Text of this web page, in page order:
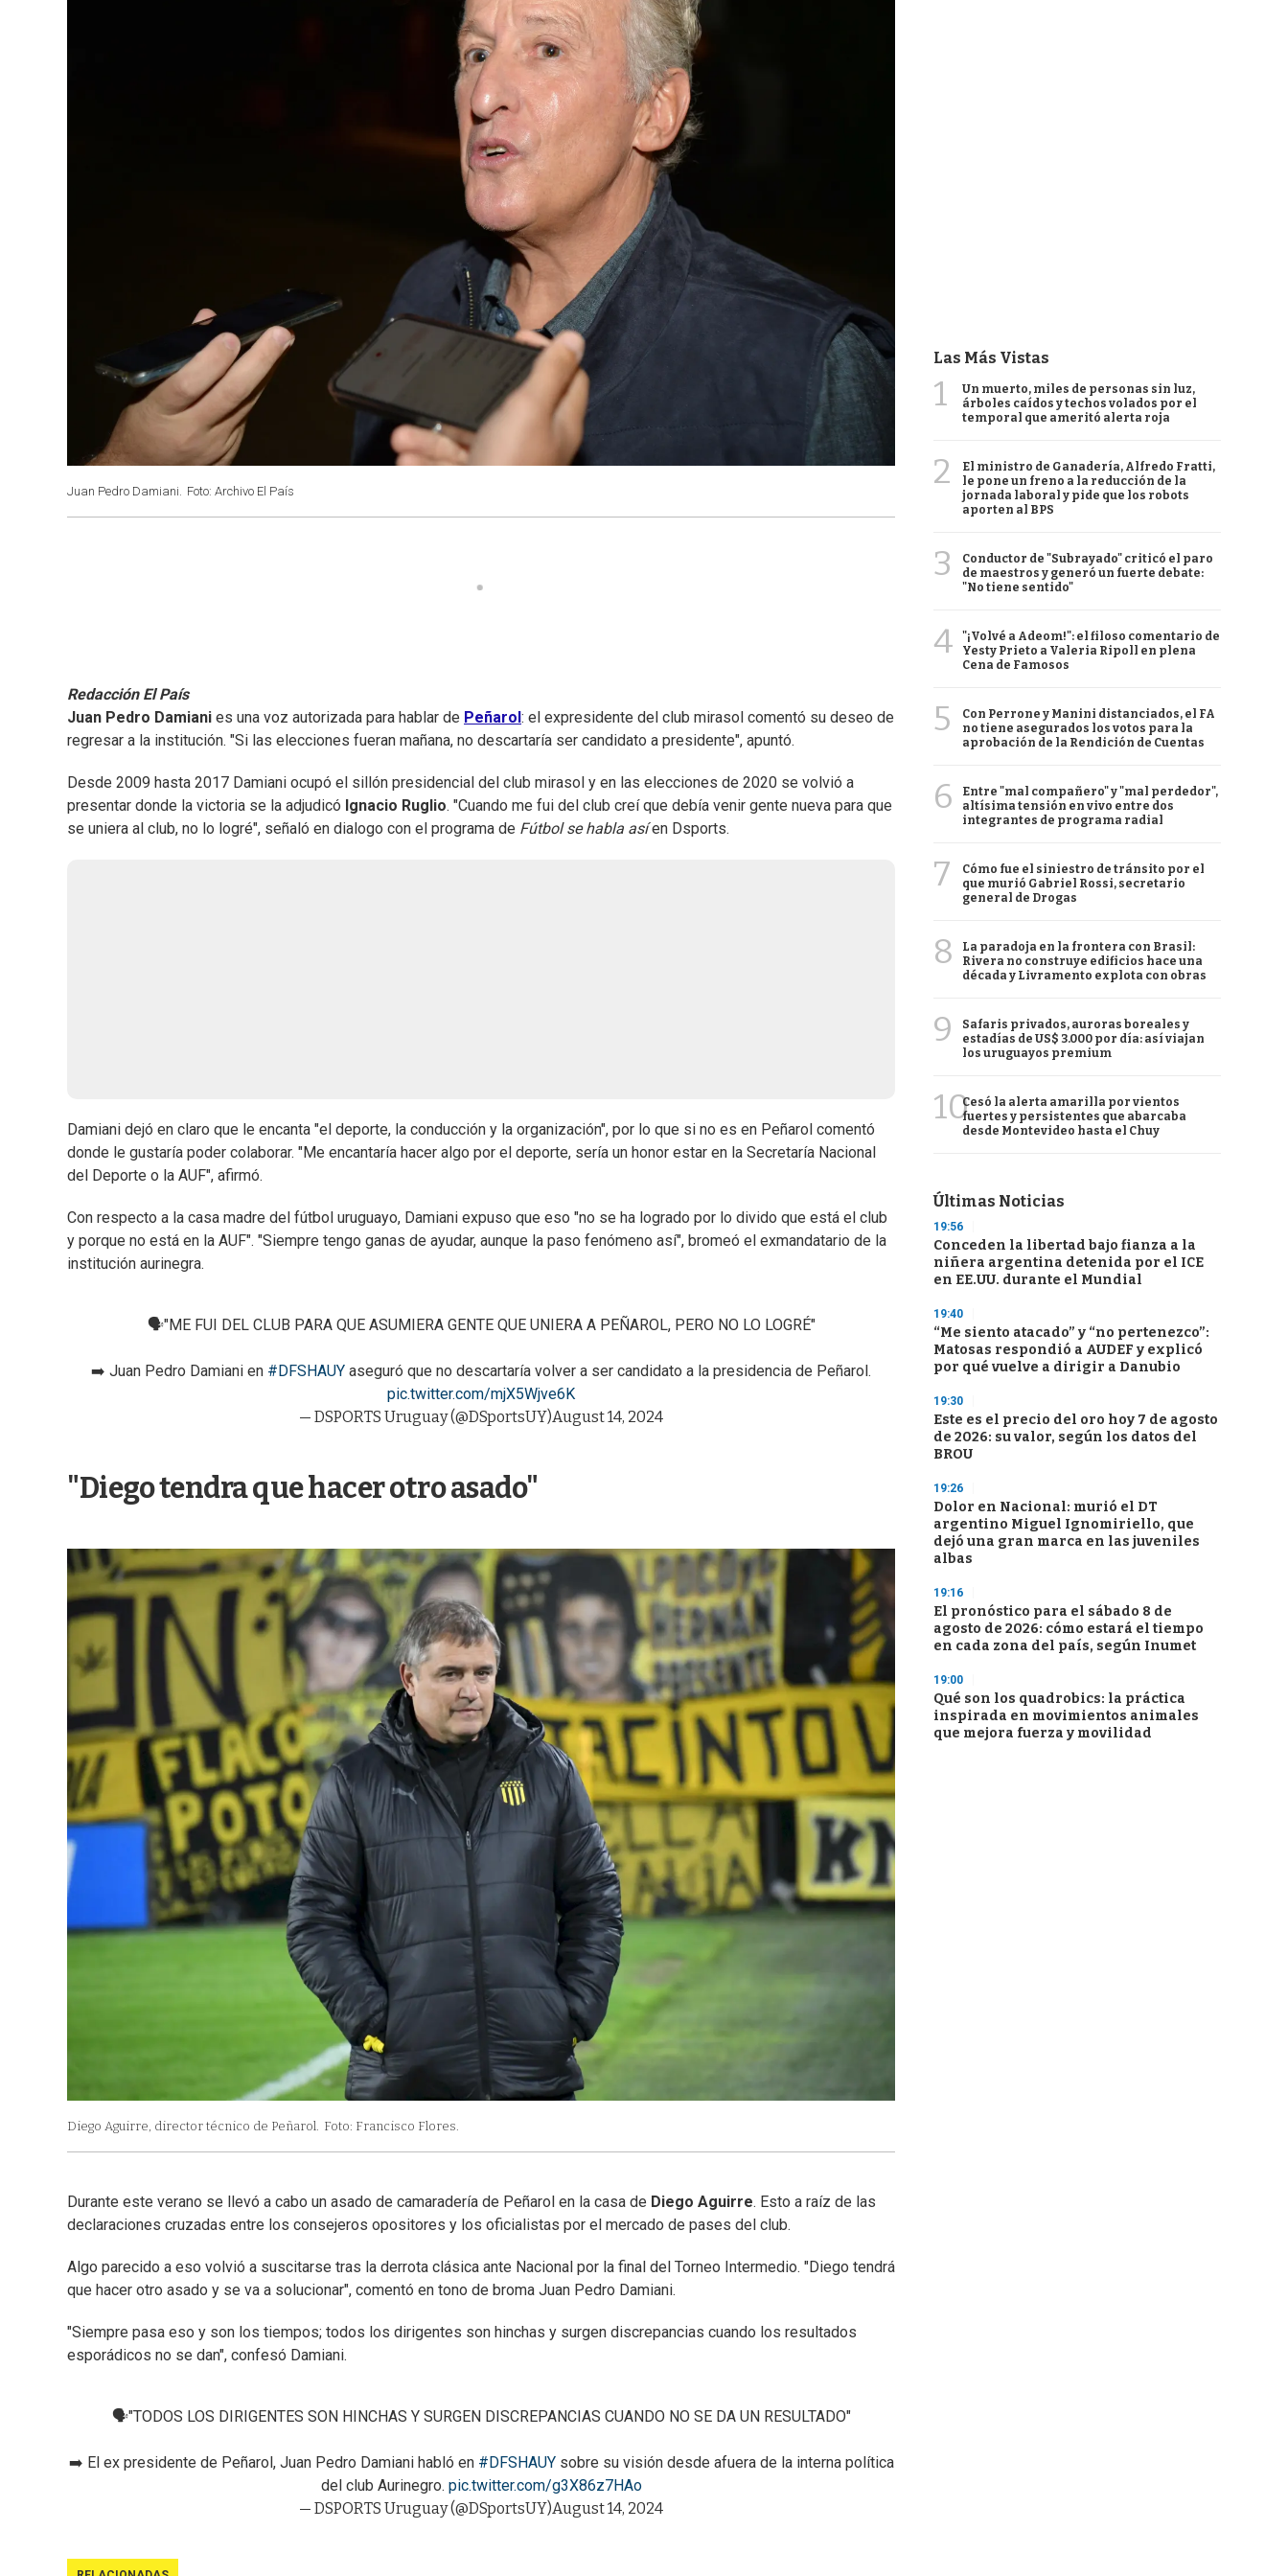
Juan Pedro Damiani. Foto: Archivo El País
Redacción El País
Juan Pedro Damiani es una voz autorizada para hablar de Peñarol : el expresidente del club mirasol comentó su deseo de
regresar a la institución. "Si las elecciones fueran mañana, no descartaría ser candidato a presidente", apuntó.
Desde 2009 hasta 2017 Damiani ocupó el sillón presidencial del club mirasol y en las elecciones de 2020 se volvió a
presentar donde la victoria se la adjudicó Ignacio Ruglio. "Cuando me fui del club creí que debía venir gente nueva para que
se uniera al club, no lo logré", señaló en dialogo con el programa de Fútbol se habla asíen Dsports.
Damiani dejó en claro que le encanta "el deporte, la conducción y la organización", por lo que si no es en Peñarol comentó
donde le gustaría poder colaborar. "Me encantaría hacer algo por el deporte, sería un honor estar en la Secretaría Nacional
del Deporte o la AUF", afirmó.
Con respecto a la casa madre del fútbol uruguayo, Damiani expuso que eso "no se ha logrado por lo divido que está el club
y porque no está en la AUF". "Siempre tengo ganas de ayudar, aunque la paso fenómeno así", bromeó el exmandatario de la
institución aurinegra.
🗣️"ME FUI DEL CLUB PARA QUE ASUMIERA GENTE QUE UNIERA A PEÑAROL, PERO NO LO LOGRÉ"
➡️ Juan Pedro Damiani en #DFSHAUY aseguró que no descartaría volver a ser candidato a la presidencia de Peñarol.
pic.twitter.com/mjX5Wjve6K
— DSPORTS Uruguay (@DSportsUY)August 14, 2024
"Diego tendra que hacer otro asado"
Diego Aguirre, director técnico de Peñarol. Foto: Francisco Flores.
Durante este verano se llevó a cabo un asado de camaradería de Peñarol en la casa de Diego Aguirre. Esto a raíz de las
declaraciones cruzadas entre los consejeros opositores y los oficialistas por el mercado de pases del club.
Algo parecido a eso volvió a suscitarse tras la derrota clásica ante Nacional por la final del Torneo Intermedio. "Diego tendrá
que hacer otro asado y se va a solucionar", comentó en tono de broma Juan Pedro Damiani.
"Siempre pasa eso y son los tiempos; todos los dirigentes son hinchas y surgen discrepancias cuando los resultados
esporádicos no se dan", confesó Damiani.
🗣️"TODOS LOS DIRIGENTES SON HINCHAS Y SURGEN DISCREPANCIAS CUANDO NO SE DA UN RESULTADO"
➡️ El ex presidente de Peñarol, Juan Pedro Damiani habló en #DFSHAUYsobre su visión desde afuera de la interna política
del club Aurinegro. pic.twitter.com/g3X86z7HAo
— DSPORTS Uruguay (@DSportsUY)August 14, 2024
Las Más Vistas
1
Un muerto, miles de personas sin luz,
árboles caídos y techos volados por el
temporal que ameritó alerta roja
2
El ministro de Ganadería, Alfredo Fratti,
le pone un freno a la reducción de la
jornada laboral y pide que los robots
aporten al BPS
3
Conductor de "Subrayado" criticó el paro
de maestros y generó un fuerte debate:
"No tiene sentido"
4
"¡Volvé a Adeom!": el filoso comentario de
Yesty Prieto a Valeria Ripoll en plena
Cena de Famosos
5
Con Perrone y Manini distanciados, el FA
no tiene asegurados los votos para la
aprobación de la Rendición de Cuentas
6
Entre "mal compañero" y "mal perdedor",
altísima tensión en vivo entre dos
integrantes de programa radial
7
Cómo fue el siniestro de tránsito por el
que murió Gabriel Rossi, secretario
general de Drogas
8
La paradoja en la frontera con Brasil:
Rivera no construye edificios hace una
década y Livramento explota con obras
9
Safaris privados, auroras boreales y
estadías de US$ 3.000 por día: así viajan
los uruguayos premium
10Cesó la alerta amarilla por vientos
fuertes y persistentes que abarcaba
desde Montevideo hasta el Chuy
Últimas Noticias
19:56
Conceden la libertad bajo fianza a la
niñera argentina detenida por el ICE
en EE.UU. durante el Mundial
19:40
“Me siento atacado” y “no pertenezco”:
Matosas respondió a AUDEF y explicó
por qué vuelve a dirigir a Danubio
19:30
Este es el precio del oro hoy 7 de agosto
de 2026: su valor, según los datos del
BROU
19:26
Dolor en Nacional: murió el DT
argentino Miguel Ignomiriello, que
dejó una gran marca en las juveniles
albas
19:16
El pronóstico para el sábado 8 de
agosto de 2026: cómo estará el tiempo
en cada zona del país, según Inumet
19:00
Qué son los quadrobics: la práctica
inspirada en movimientos animales
que mejora fuerza y movilidad